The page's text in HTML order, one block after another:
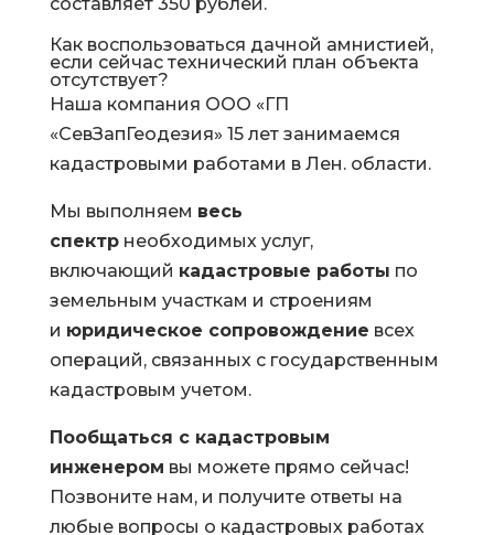
Как воспользоваться дачной амнистией,
если сейчас технический план объекта
отсутствует?
Наша компания ООО «ГП
«СевЗапГеодезия» 15 лет занимаемся
кадастровыми работами в Лен. области.
Мы выполняем весь
спектрнеобходимых услуг,
включающий кадастровые работы по
земельным участкам и строениям
и юридическое сопровождение всех
операций, связанных с государственным
кадастровым учетом.
Пообщаться с кадастровым
инженером вы можете прямо сейчас!
Позвоните нам, и получите ответы на
любые вопросы о кадастровых работах